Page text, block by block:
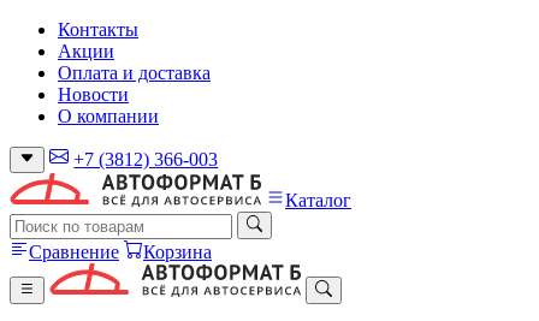
Контакты
Акции
Оплата и доставка
Новости
О компании
+7 (3812) 366-003
Каталог
Сравнение Корзина